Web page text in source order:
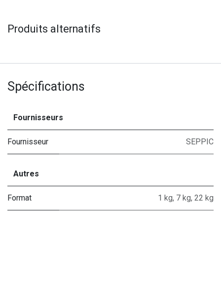
Produits alternatifs
Spécifications
Fournisseurs
Fournisseur SEPPIC
Autres
Format 1 kg, 7 kg, 22 kg